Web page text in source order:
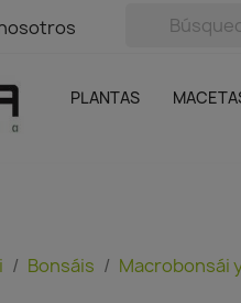
PLANTAS
Bonsáis Macrobonsái